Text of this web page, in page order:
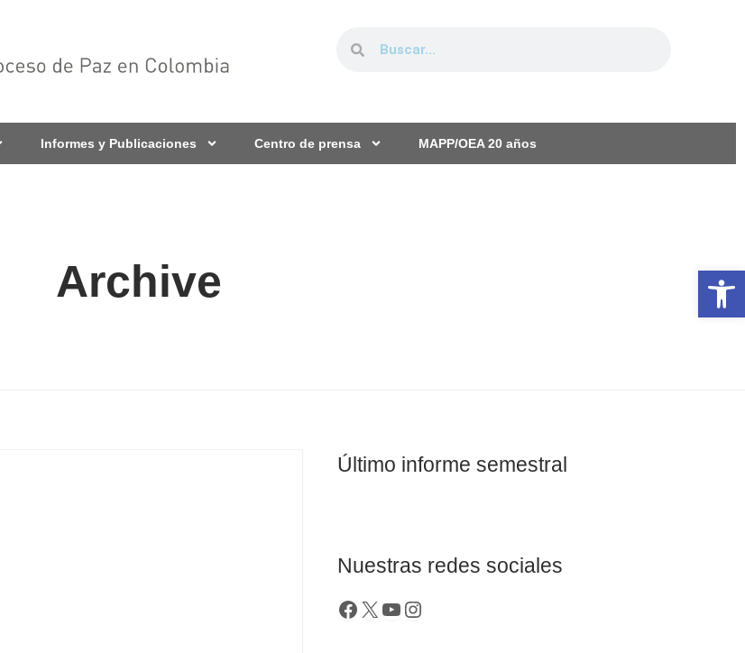
Informes y Publicaciones Centro de prensa MAPP/OEA 20 años
Archive
Último informe semestral
Nuestras redes sociales